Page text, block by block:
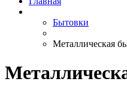
Бытовки
Металлическая